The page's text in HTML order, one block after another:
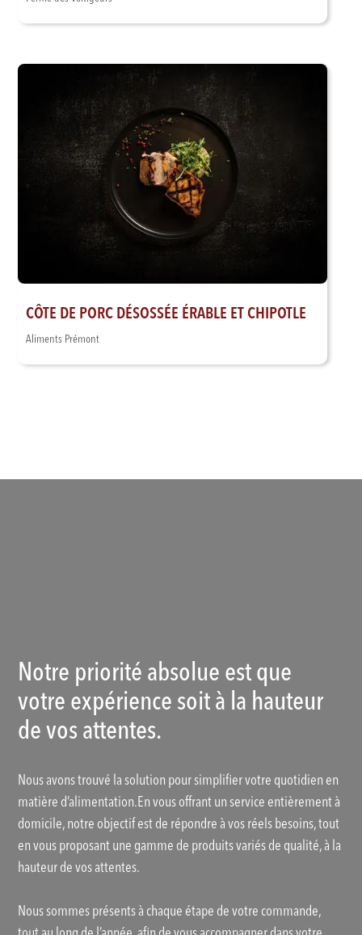
CÔTE DE PORC DÉSOSSÉE ÉRABLE ET CHIPOTLE
Aliments Prémont
Notre priorité absolue est que
votre expérience soit à la hauteur
de vos attentes.
Nous avons trouvé la solution pour simplifier votre quotidien en
matière d’alimentation.En vous offrant un service entièrement à
domicile, notre objectif est de répondre à vos réels besoins, tout
en vous proposant une gamme de produits variés de qualité, à la
hauteur de vos attentes.
Nous sommes présents à chaque étape de votre commande,